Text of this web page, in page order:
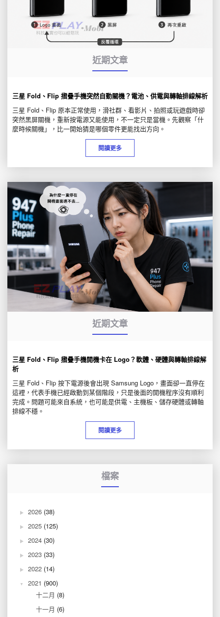
近期文章
三星 Fold、Flip 摺疊手機突然自動關機？電池、供電與轉軸排線解析
三星 Fold、Flip 原本正常使用，滑社群、看影片、拍照或玩遊戲時卻
突然黑屏關機，重新按電源又能使用，不一定只是當機。先觀察「什
麼時候關機」，比一開始猜是哪個零件更能找出方向。
閱讀更多
近期文章
三星 Fold、Flip 摺疊手機開機卡在 Logo？軟體、硬體與轉軸排線解
析
三星 Fold、Flip 按下電源後會出現 Samsung Logo，畫面卻一直停在
這裡，代表手機已經啟動到某個階段，只是後面的開機程序沒有順利
完成。問題可能來自系統，也可能是供電、主機板、儲存硬體或轉軸
排線不穩。
閱讀更多
檔案
2026 (38)
2025 (125)
2024 (30)
2023 (33)
2022 (14)
2021 (900)
十二月 (8)
十一月 (6)